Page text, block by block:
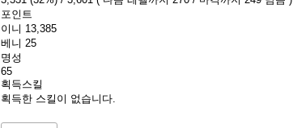
포인트
이니 13,385
베니 25
명성
65
획득스킬
획득한 스킬이 없습니다.